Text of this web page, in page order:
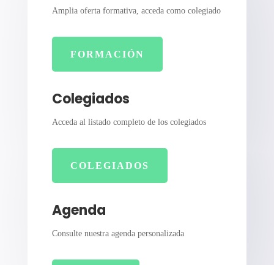
Amplia oferta formativa, acceda como colegiado
FORMACIÓN
Colegiados
Acceda al listado completo de los colegiados
COLEGIADOS
Agenda
Consulte nuestra agenda personalizada